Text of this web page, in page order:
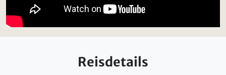
Reisdetails